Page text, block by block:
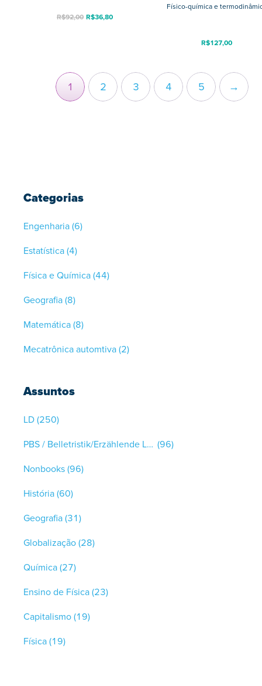
Categorias
Engenharia(6)
Estatística(4)
Física e Química(44)
Geografia(8)
Matemática(8)
Mecatrônica automtiva(2)
Assuntos
LD(250)
PBS / Belletristik/Erzählende Literatur (96)
Nonbooks(96)
História(60)
Geografia(31)
Globalização(28)
Química(27)
Ensino de Física(23)
Capitalismo(19)
Física(19)
R$92,00 R$36,80
Físico-química e
R$127,00
1 2 3 4 5 →